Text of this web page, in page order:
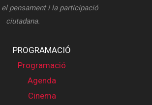
pensament i la participació
ciutadana.
PROGRAMACIÓ
Programació
Agenda
Cinema